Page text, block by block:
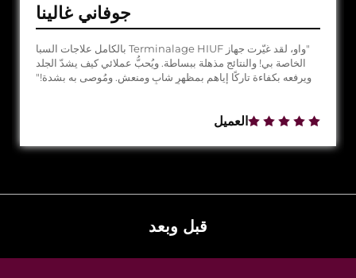
جوفاني غالينا
"واو، لقد غيّرت جهاز Terminalage HIUF بالكامل علاجات السبا
الخاصة بي! والنتائج مذهلة ببساطة. ويُحبُّ عملائي كيف يشدّ الجلد
ويرفعه بكفاءة تاركًا إياهم بمظهرٍ شابٍ ومنعشٍ. ومُوصى به بشدة!"
العميل
قبل وبعد